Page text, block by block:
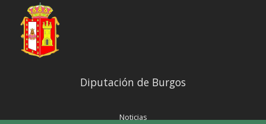
Diputación de Burgos
Noticias